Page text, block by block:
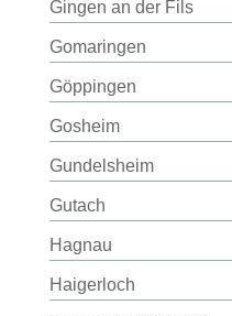
Gingen an der Fils
Gomaringen
Göppingen
Gosheim
Gundelsheim
Gutach
Hagnau
Haigerloch